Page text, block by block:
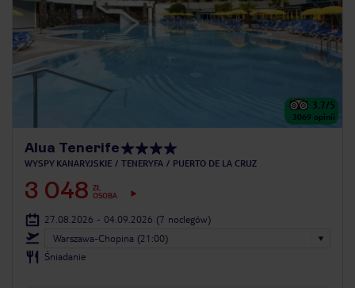
3.7/5
3069 opinii
Alua Tenerife
WYSPY KANARYJSKIE TENERYFA PUERTO DE LA CRUZ
3 048 ZŁ
OSOBA
27.08.2026 - 04.09.2026 (7 noclegów)
Warszawa-Chopina (21:00)
Śniadanie